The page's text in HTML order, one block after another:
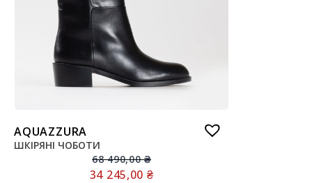
AQUAZZURA
ШКІРЯНІ ЧОБОТИ
68 490,00₴
34 245,00 ₴